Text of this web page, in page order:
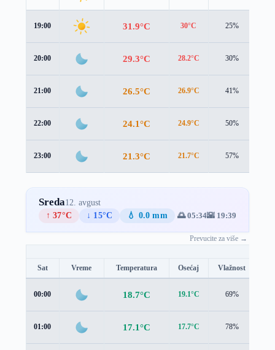
19:00 31.9°C 30°C 25%
20:00 29.3°C 28.2°C 30%
21:00 26.5°C 26.9°C 41%
22:00 24.1°C 24.9°C 50%
23:00 21.3°C 21.7°C 57%
Sreda12. avgust
↑ 37°C
↓ 15°C 💧 0.0 mm 🌅 05:34🌇 19:39
Prevucite za više →
Sat Vreme Temperatura Osećaj Vlažnost
00:00 18.7°C 19.1°C 69%
01:00 17.1°C 17.7°C 78%